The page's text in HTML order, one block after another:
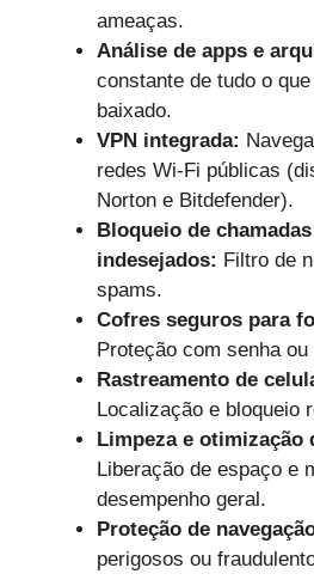
ameaças.
Análise de apps e
constante de tudo o
baixado.
VPN integrada:
redes Wi-Fi públicas
Norton e Bitdefender).
Bloqueio de
indesejados: Filtro de
spams.
Cofres seguros para
Proteção com senha ou
Rastreamento de
Localização e bloqueio
Limpeza e otimização
Liberação de espaço e
desempenho geral.
Proteção de
perigosos ou